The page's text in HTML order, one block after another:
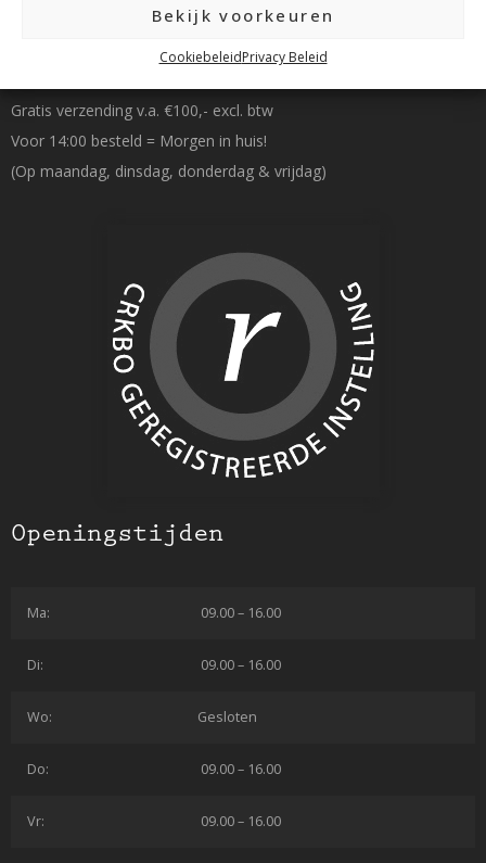
Bekijk voorkeuren
CookiebeleidPrivacy Beleid
Gratis verzending v.a. €100,- excl. btw
Voor 14:00 besteld = Morgen in huis!
(Op maandag, dinsdag, donderdag & vrijdag)
Openingstijden
Ma: 09.00 – 16.00
Di: 09.00 – 16.00
Wo: Gesloten
Do: 09.00 – 16.00
Vr: 09.00 – 16.00